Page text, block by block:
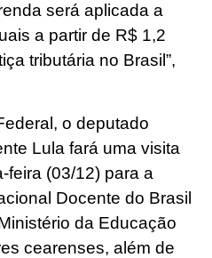
será aplicada a
a partir de R$ 1,2
tributária no Brasil”,
o deputado
Lula fará uma visita
feira (03/12) para a
Docente do Brasil
da Educação
cearenses, além de